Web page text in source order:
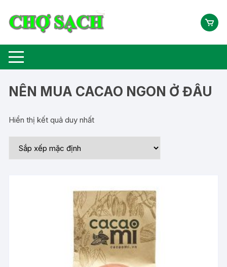
NÊN MUA CACAO NGON Ở ĐÂU
Hiển thị kết quả duy nhất